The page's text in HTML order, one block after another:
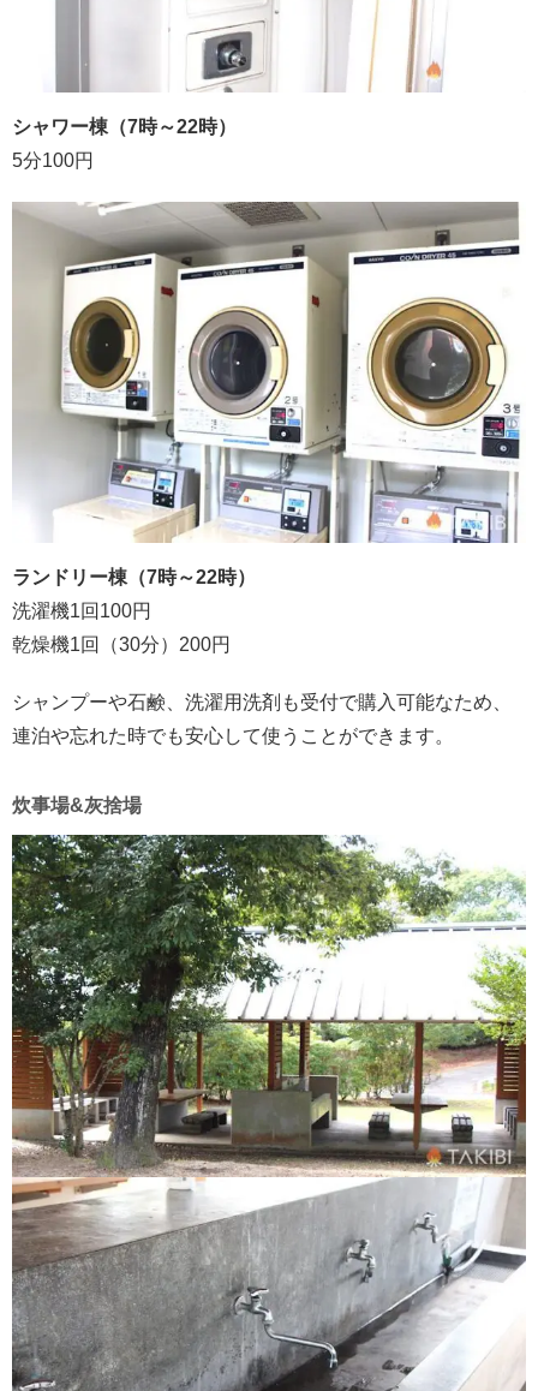
シャワー棟（7時～22時）
5分100円
ランドリー棟（7時～22時）
洗濯機1回100円
乾燥機1回（30分）200円
シャンプーや石鹸、洗濯用洗剤も受付で購入可能なため、
連泊や忘れた時でも安心して使うことができます。
炊事場&灰捨場